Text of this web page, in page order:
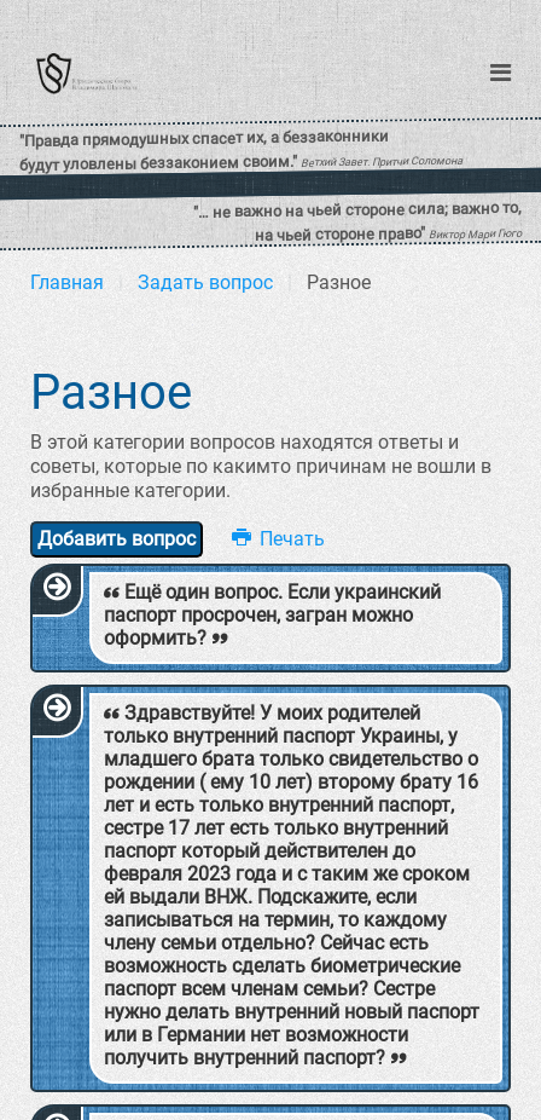
Главная Задать вопрос Разное
Разное
В этой категории вопросов находятся ответы и
советы, которые по какимто причинам не вошли в
избранные категории.
Добавить вопрос
Ещё один вопрос. Если украинский
паспорт просрочен, загран можно
оформить?
Здравствуйте! У моих родителей
только внутренний паспорт Украины, у
младшего брата только свидетельство о
рождении ( ему 10 лет) второму брату 16
лет и есть только внутренний паспорт,
сестре 17 лет есть только внутренний
паспорт который действителен до
февраля 2023 года и с таким же сроком
ей выдали ВНЖ. Подскажите, если
записываться на термин, то каждому
члену семьи отдельно? Сейчас есть
возможность сделать биометрические
паспорт всем членам семьи? Сестре
нужно делать внутренний новый паспорт
или в Германии нет возможности
получить внутренний паспорт?